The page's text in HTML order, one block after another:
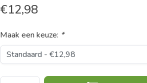
€12,98
Maak een keuze: *